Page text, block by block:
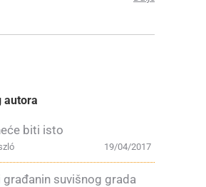
autora
biti isto
19/04/2017
građanin suvišnog grada